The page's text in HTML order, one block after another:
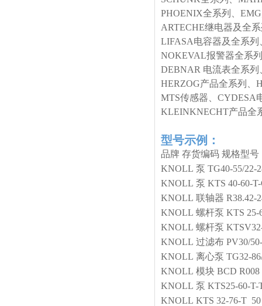
PHOENIX全系列、
ARTECHE继电器及全
LIFASA电容器及全系
NOKEVAL报警器全系
DEBNAR 电流表全系
HERZOG产品全系列、
MTS传感器、CYDESA
KLEINKNECHT产品全
型号示例：
品牌 存货编码 规格型号
KNOLL 泵 TG40-55/22-
KNOLL 泵 KTS 40-60-
KNOLL 联轴器 R38.42-
KNOLL 螺杆泵 KTS 25-
KNOLL 螺杆泵
KNOLL 过滤布 PV30/
KNOLL 离心泵 TG32-
KNOLL 模块 BCD R008
KNOLL 泵 KTS25-60-T-
KNOLL KTS 32-76-T 50